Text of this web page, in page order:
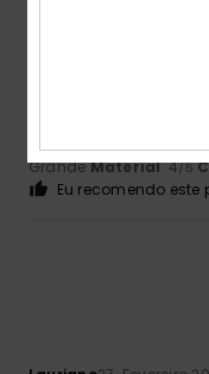
GrandeMaterial: 4/5
Eu recomendo este